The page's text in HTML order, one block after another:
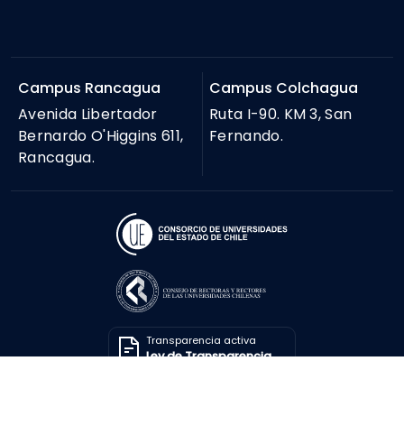
Campus Rancagua
Avenida Libertador
Bernardo O'Higgins 611,
Rancagua.
Campus Colchagua
Ruta I-90. KM 3, San
Fernando.
Transparencia activa
Ley de Transparencia